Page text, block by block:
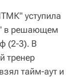
уступила
в решающем
(2-3). В
тренер
тайм-аут и